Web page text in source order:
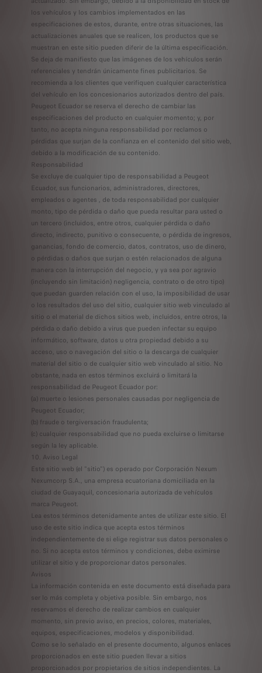
los vehículos y los cambios implementados en las
especificaciones de estos, durante, entre otras situaciones, las
actualizaciones anuales que se realicen, los productos que se
muestran en este sitio pueden diferir de la última especificación.
Se deja de manifiesto que las imágenes de los vehículos serán
referenciales y tendrán únicamente fines publicitarios. Se
recomienda a los clientes que verifiquen cualquier característica
del vehículo en los concesionarios autorizados dentro del país.
Peugeot Ecuador se reserva el derecho de cambiar las
especificaciones del producto en cualquier momento; y, por
tanto, no acepta ninguna responsabilidad por reclamos o
pérdidas que surjan de la confianza en el contenido del sitio web,
debido a la modificación de su contenido.
Responsabilidad
Se excluye de cualquier tipo de responsabilidad a Peugeot
Ecuador, sus funcionarios, administradores, directores,
empleados o agentes , de toda responsabilidad por cualquier
monto, tipo de pérdida o daño que pueda resultar para usted o
un tercero (incluidos, entre otros, cualquier pérdida o daño
directo, indirecto, punitivo o consecuente, o pérdida de ingresos,
ganancias, fondo de comercio, datos, contratos, uso de dinero,
o pérdidas o daños que surjan o estén relacionados de alguna
manera con la interrupción del negocio, y ya sea por agravio
(incluyendo sin limitación) negligencia, contrato o de otro tipo)
que puedan guarden relación con el uso, la imposibilidad de usar
o los resultados del uso del sitio, cualquier sitio web vinculado al
sitio o el material de dichos sitios web, incluidos, entre otros, la
pérdida o daño debido a virus que pueden infectar su equipo
informático, software, datos u otra propiedad debido a su
acceso, uso o navegación del sitio o la descarga de cualquier
material del sitio o de cualquier sitio web vinculado al sitio. No
obstante, nada en estos términos excluirá o limitará la
responsabilidad de Peugeot Ecuador por:
(a) muerte o lesiones personales causadas por negligencia de
Peugeot Ecuador;
(b) fraude o tergiversación fraudulenta;
(c) cualquier responsabilidad que no pueda excluirse o limitarse
según la ley aplicable.
10. Aviso Legal
Este sitio web (el "sitio") es operado por Corporación Nexum
Nexumcorp S.A., una empresa ecuatoriana domiciliada en la
ciudad de Guayaquil, concesionaria autorizada de vehículos
marca Peugeot.
Lea estos términos detenidamente antes de utilizar este sitio. El
uso de este sitio indica que acepta estos términos
independientemente de si elige registrar sus datos personales o
no. Si no acepta estos términos y condiciones, debe eximirse
utilizar el sitio y de proporcionar datos personales.
Avisos
La información contenida en este documento está diseñada para
ser lo más completa y objetiva posible. Sin embargo, nos
reservamos el derecho de realizar cambios en cualquier
momento, sin previo aviso, en precios, colores, materiales,
equipos, especificaciones, modelos y disponibilidad.
Como se lo señalado en el presente documento, algunos enlaces
proporcionados en este sitio pueden llevar a sitios
proporcionados por propietarios de sitios independientes. La